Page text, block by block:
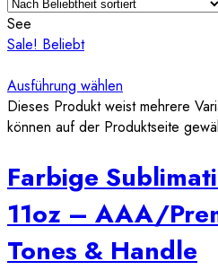
See
Sale! Beliebt
Ausführung wählen
Dieses Produkt weist mehrere
können auf der Produktseite
Farbige
11oz – AAA/
Tones & Handle